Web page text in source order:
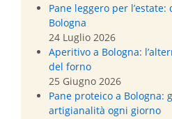
Pane leggero per
Bologna
24 Luglio 2026
Aperitivo a Bologna:
del forno
25 Giugno 2026
Pane proteico a Bologna:
artigianalità ogni giorno